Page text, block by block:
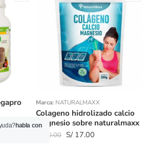
Marca: NATURALMAXX
Colageno hidrolizado calcio
magnesio sobre naturalmaxx
20.00 S/17.00
Peso 200gr
Peso 100gr
habla con